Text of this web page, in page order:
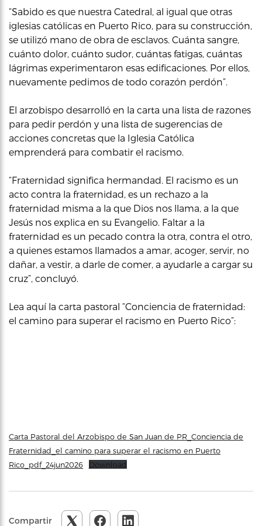
“Sabido es que nuestra Catedral, al igual que otras
iglesias católicas en Puerto Rico, para su construcción,
se utilizó mano de obra de esclavos. Cuánta sangre,
cuánto dolor, cuánto sudor, cuántas fatigas, cuántas
lágrimas experimentaron esas edificaciones. Por ellos,
nuevamente pedimos de todo corazón perdón”.
El arzobispo desarrolló en la carta una lista de razones
para pedir perdón y una lista de sugerencias de
acciones concretas que la Iglesia Católica
emprenderá para combatir el racismo.
“Fraternidad significa hermandad. El racismo es un
acto contra la fraternidad, es un rechazo a la
fraternidad misma a la que Dios nos llama, a la que
Jesús nos explica en su Evangelio. Faltar a la
fraternidad es un pecado contra la otra, contra el otro,
a quienes estamos llamados a amar, acoger, servir, no
dañar, a vestir, a darle de comer, a ayudarle a cargar su
cruz”, concluyó.
Lea aquí la carta pastoral “Conciencia de fraternidad:
el camino para superar el racismo en Puerto Rico”:
Carta Pastoral del Arzobispo de San Juan de PR_Conciencia de
Fraternidad_el camino para superar el racismo en Puerto
Rico_pdf_24jun2026
Download
Compartir